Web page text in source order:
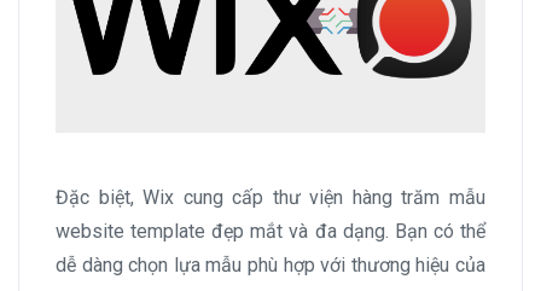
Đặc biệt, Wix cung cấp thư viện hàng trăm mẫu
website template đẹp mắt và đa dạng. Bạn có thể
dễ dàng chọn lựa mẫu phù hợp với thương hiệu của